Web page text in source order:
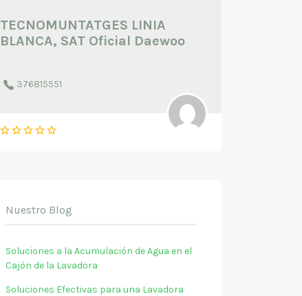
TECNOMUNTATGES LINIA
BLANCA, SAT Oficial Daewoo
376815551
Nuestro Blog
Soluciones a la Acumulación de Agua en el
Cajón de la Lavadora
Soluciones Efectivas para una Lavadora